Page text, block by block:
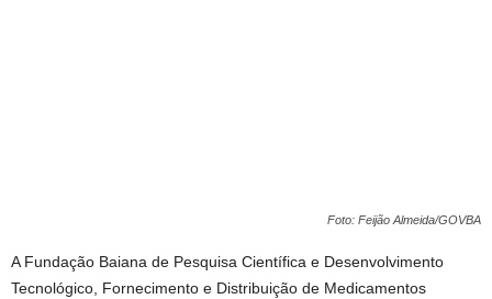
Foto: Feijão Almeida/GOVBA
A Fundação Baiana de Pesquisa Científica e Desenvolvimento
Tecnológico, Fornecimento e Distribuição de Medicamentos